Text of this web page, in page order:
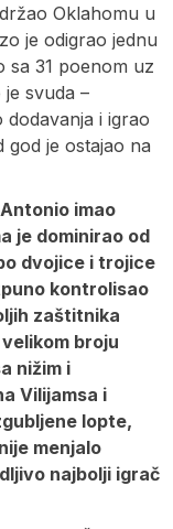
Oklahomu u
je odigrao jednu
sa 31 poenom uz
svuda –
i igrao
god je ostajao na
imao
je dominirao od
dvojice i trojice
kontrolisao
zaštitnika
broju
nižim i
Vilijamsa i
lopte,
menjalo
najbolji igrač